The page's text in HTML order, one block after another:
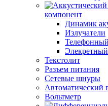
компонент
Динамик
Излучатели
Текстолит
Разъем питания
Сетевые шнуры
Автоматический
Вольтметр